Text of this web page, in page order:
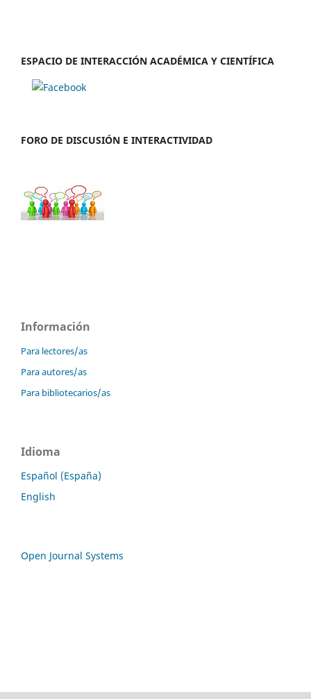
ESPACIO DE INTERACCIÓN ACADÉMICA Y CIENTÍFICA
FORO DE DISCUSIÓN E INTERACTIVIDAD
Información
Para lectores/as
Para autores/as
Para bibliotecarios/as
Idioma
Español (España)
English
Open Journal Systems